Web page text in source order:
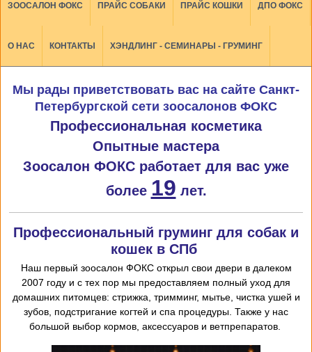
ЗООСАЛОН ФОКС ПРАЙС СОБАКИ ПРАЙС КОШКИ ДПО ФОКС
О НАС КОНТАКТЫ ХЭНДЛИНГ - СЕМИНАРЫ - ГРУМИНГ
Мы рады приветствовать вас на сайте Санкт-
Петербургской сети зоосалонов ФОКС
Профессиональная косметика
Опытные мастера
Зоосалон ФОКС работает для вас уже
более 19 лет.
Профессиональный груминг для собак и
кошек в СПб
Наш первый зоосалон ФОКС открыл свои двери в далеком
2007 году и с тех пор мы предоставляем полный уход для
домашних питомцев: стрижка, тримминг, мытье, чистка ушей и
зубов, подстригание когтей и спа процедуры. Также у нас
большой выбор кормов, аксессуаров и ветпрепаратов.